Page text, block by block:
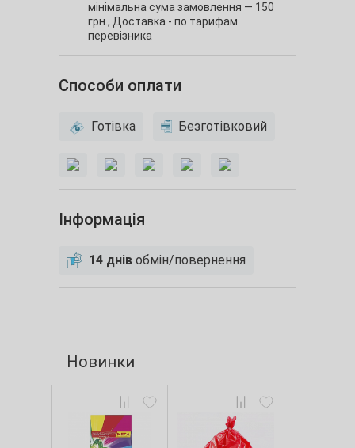
мінімальна сума замовлення — 150
грн., Доставка - по тарифам
перевізника
Способи оплати
Готівка Безготівковий
Інформація
14 днів обмін/повернення
Новинки